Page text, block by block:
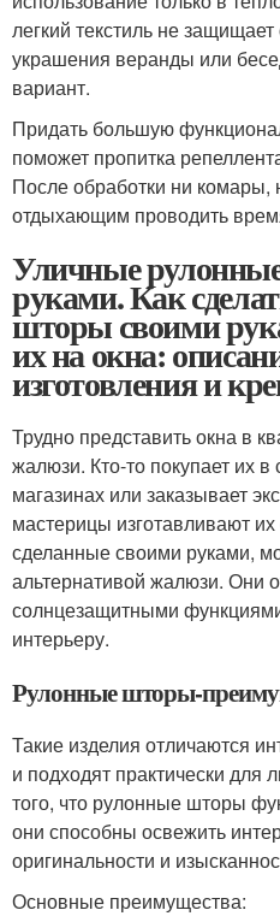
легкий текстиль не
украшения веранды или
вариант.
Придать большую
поможет пропитка
После обработки ни
отдыхающим проводить
Уличные
руками. Как
шторы своими
их на окна:
изготовления и
Трудно представить окна в
жалюзи. Кто-то покупает их
магазинах или заказывает
мастерицы изготавливают
сделанные своими руками,
альтернативой жалюзи. Они
солнцезащитными
интерьеру.
Рулонные шторы-
Такие изделия отличаются
и подходят практически
того, что рулонные шторы
они способны освежить
оригинальности и
Основные преимущества: